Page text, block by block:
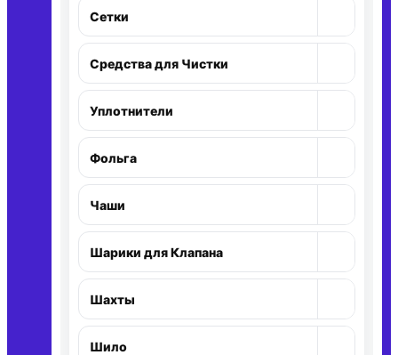
Сетки
Средства для Чистки
Уплотнители
Фольга
Чаши
Шарики для Клапана
Шахты
Шило